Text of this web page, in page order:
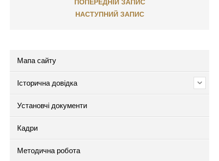
ПОПЕРЕДНІЙ ЗАПИС
НАСТУПНИЙ ЗАПИС
Мапа сайту
Історична довідка
Установчі документи
Кадри
Методична робота